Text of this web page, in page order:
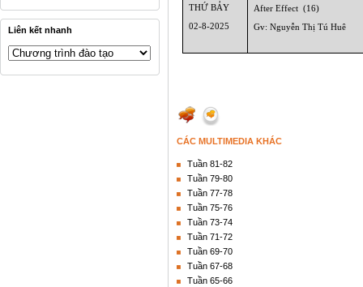
Liên kết nhanh
THỨ BẢY
02-8-2025
After Effect (16)
Gv: Nguyễn Thị Tú Huê
CÁC MULTIMEDIA KHÁC
Tuần 81-82
Tuần 79-80
Tuần 77-78
Tuần 75-76
Tuần 73-74
Tuần 71-72
Tuần 69-70
Tuần 67-68
Tuần 65-66